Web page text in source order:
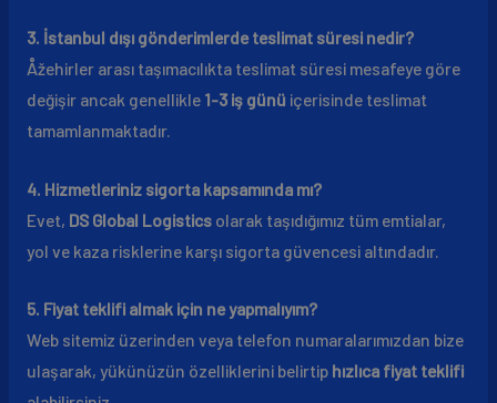
3. İstanbul dışı gönderimlerde teslimat süresi nedir?
Åžehirler arası taşımacılıkta teslimat süresi mesafeye göre
değişir ancak genellikle 1-3 iş günü içerisinde teslimat
tamamlanmaktadır.
4. Hizmetleriniz sigorta kapsamında mı?
Evet, DS Global Logisticsolarak taşıdığımız tüm emtialar,
yol ve kaza risklerine karşı sigorta güvencesi altındadır.
5. Fiyat teklifi almak için ne yapmalıyım?
Web sitemiz üzerinden veya telefon numaralarımızdan bize
ulaşarak, yükünüzün özelliklerini belirtip hızlıca fiyat teklifi